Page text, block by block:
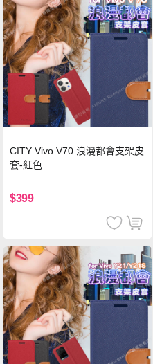
CITY Vivo V70 浪漫都會支架皮
套-紅色
$399